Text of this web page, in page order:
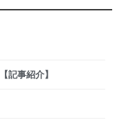
記事紹介】